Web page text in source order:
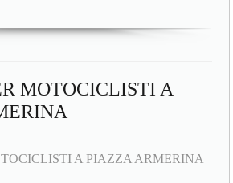
MOTOCICLISTI A
A PIAZZA ARMERINA